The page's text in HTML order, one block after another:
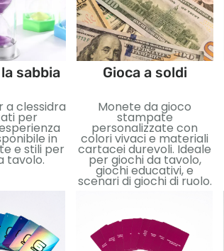
sabbia
a clessidra
per
in
e stili per
tavolo.
Gioca a soldi
Monete da gioco
stampate
personalizzate con
colori vivaci e materiali
cartacei durevoli. Ideale
per giochi da tavolo,
giochi educativi, e
scenari di giochi di ruolo.